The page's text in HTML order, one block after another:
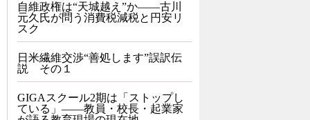
自維政権は“天城越え”か――古川
元久氏が問う消費税減税と円安リ
スク
日米繊維交渉“善処します”誤訳伝
説 その１
GIGAスクール2期は「ストップし
ている」——教員・校長・起業家